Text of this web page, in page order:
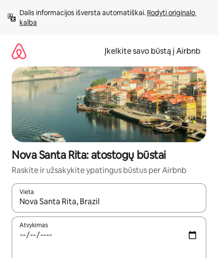
prie
turinio
Dalis informacijos išversta automatiškai. Rodyti originalo
kalba
Įkelkite savo būstą į Airbnb
Nova Santa Rita: atostogų būstai
Raskite ir užsakykite ypatingus būstus per Airbnb
Vieta
Kai pasirodys paieškos rezultatai, juos naršyti galite
Atvykimas